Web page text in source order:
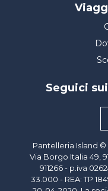
Seguici
Pantelleria Island ©
Via Borgo Italia 49,
911266 - p.iva
33.000 - REA: TP